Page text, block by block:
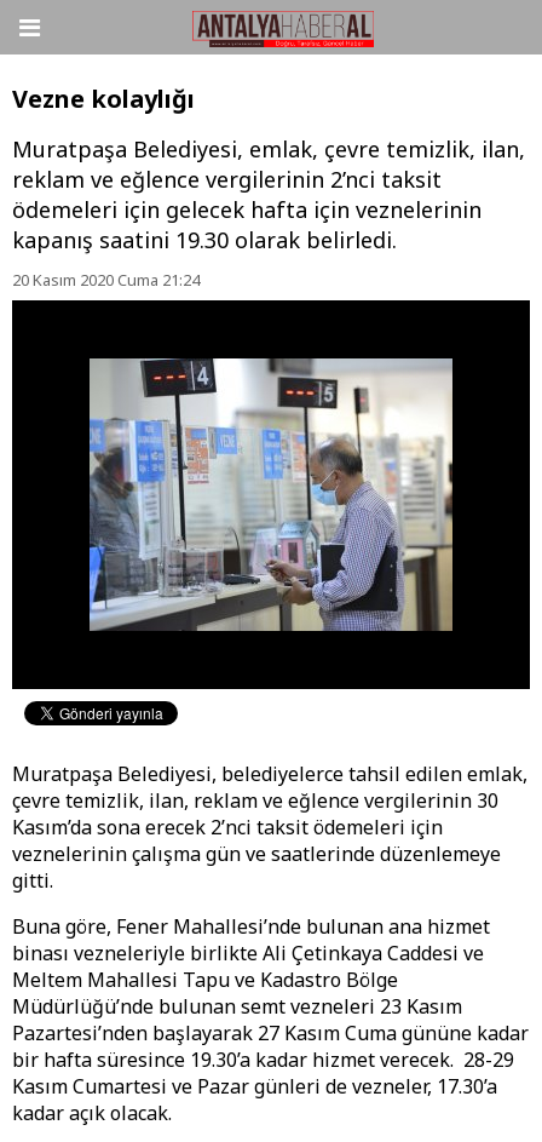
Vezne kolaylığı
Muratpaşa Belediyesi, emlak, çevre temizlik, ilan,
reklam ve eğlence vergilerinin 2’nci taksit
ödemeleri için gelecek hafta için veznelerinin
kapanış saatini 19.30 olarak belirledi.
20 Kasım 2020 Cuma 21:24
Muratpaşa Belediyesi, belediyelerce tahsil edilen emlak,
çevre temizlik, ilan, reklam ve eğlence vergilerinin 30
Kasım’da sona erecek 2’nci taksit ödemeleri için
veznelerinin çalışma gün ve saatlerinde düzenlemeye
gitti.
Buna göre, Fener Mahallesi’nde bulunan ana hizmet
binası vezneleriyle birlikte Ali Çetinkaya Caddesi ve
Meltem Mahallesi Tapu ve Kadastro Bölge
Müdürlüğü’nde bulunan semt vezneleri 23 Kasım
Pazartesi’nden başlayarak 27 Kasım Cuma gününe kadar
bir hafta süresince 19.30’a kadar hizmet verecek. 28-29
Kasım Cumartesi ve Pazar günleri de vezneler, 17.30’a
kadar açık olacak.